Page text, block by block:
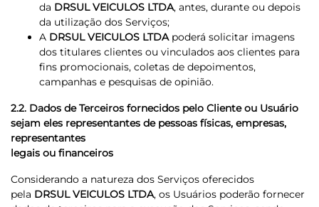
da DRSUL VEICULOS LTDA, antes, durante ou depois
da utilização dos Serviços;
A DRSUL VEICULOS LTDApoderá solicitar imagens
dos titulares clientes ou vinculados aos clientes para
fins promocionais, coletas de depoimentos,
campanhas e pesquisas de opinião.
2.2. Dados de Terceiros fornecidos pelo Cliente ou Usuário
sejam eles representantes de pessoas físicas, empresas,
representantes
legais ou financeiros
Considerando a natureza dos Serviços oferecidos
pela DRSUL VEICULOS LTDA, os Usuários poderão fornecer